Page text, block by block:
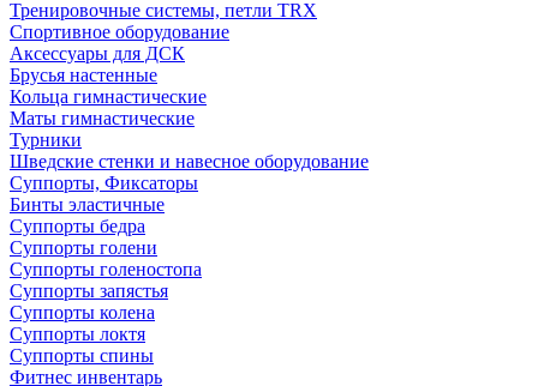
Тренировочные системы, петли TRX
Спортивное оборудование
Аксессуары для ДСК
Брусья настенные
Кольца гимнастические
Маты гимнастические
Турники
Шведские стенки и навесное оборудование
Суппорты, Фиксаторы
Бинты эластичные
Суппорты бедра
Суппорты голени
Суппорты голеностопа
Суппорты запястья
Суппорты колена
Суппорты локтя
Суппорты спины
Фитнес инвентарь